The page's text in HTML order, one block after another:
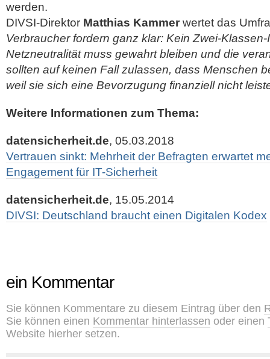
werden.
DIVSI-Direktor Matthias Kammer wertet das
Verbraucher fordern ganz klar: Kein Zwei-
Netzneutralität muss gewahrt bleiben und die
sollten auf keinen Fall zulassen, dass Menschen
weil sie sich eine Bevorzugung finanziell nicht
Weitere Informationen zum Thema:
datensicherheit.de, 05.03.2018
Vertrauen sinkt: Mehrheit der Befragten erwartet
Engagement für IT-Sicherheit
datensicherheit.de, 15.05.2014
DIVSI: Deutschland braucht einen Digitalen Kodex
ein Kommentar
Sie können Kommentare zu diesem Eintrag über den
Sie können einen Kommentar hinterlassen oder einen
Website hierher setzen.